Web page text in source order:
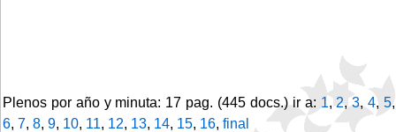
Plenos por año y minuta: 17 pag. (445 docs.) ir a: 1,2,3,4,5,
6, 7, 8, 9, 10, 11, 12, 13, 14, 15, 16, final